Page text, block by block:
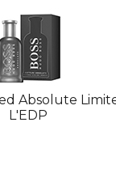
Absolute
L'EDP